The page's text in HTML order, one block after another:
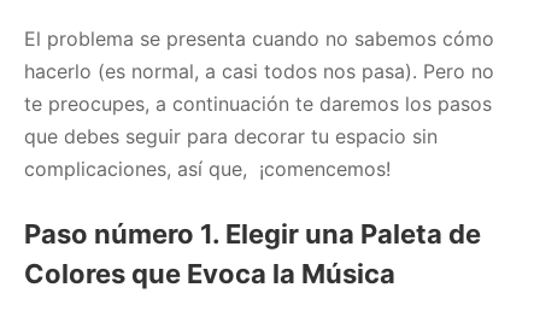
El problema se presenta cuando no sabemos cómo
hacerlo (es normal, a casi todos nos pasa). Pero no
te preocupes, a continuación te daremos los pasos
que debes seguir para decorar tu espacio sin
complicaciones, así que, ¡comencemos!
Paso número 1. Elegir una Paleta de
Colores que Evoca la Música